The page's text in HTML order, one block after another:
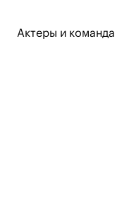
Актеры и команда